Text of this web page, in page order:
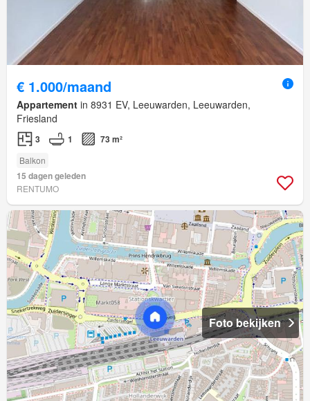
€ 1.000/maand
Appartement in 8931 EV, Leeuwarden, Leeuwarden,
Friesland
3 1 73 m²
Balkon
15 dagen geleden
RENTUMO
Foto bekijken